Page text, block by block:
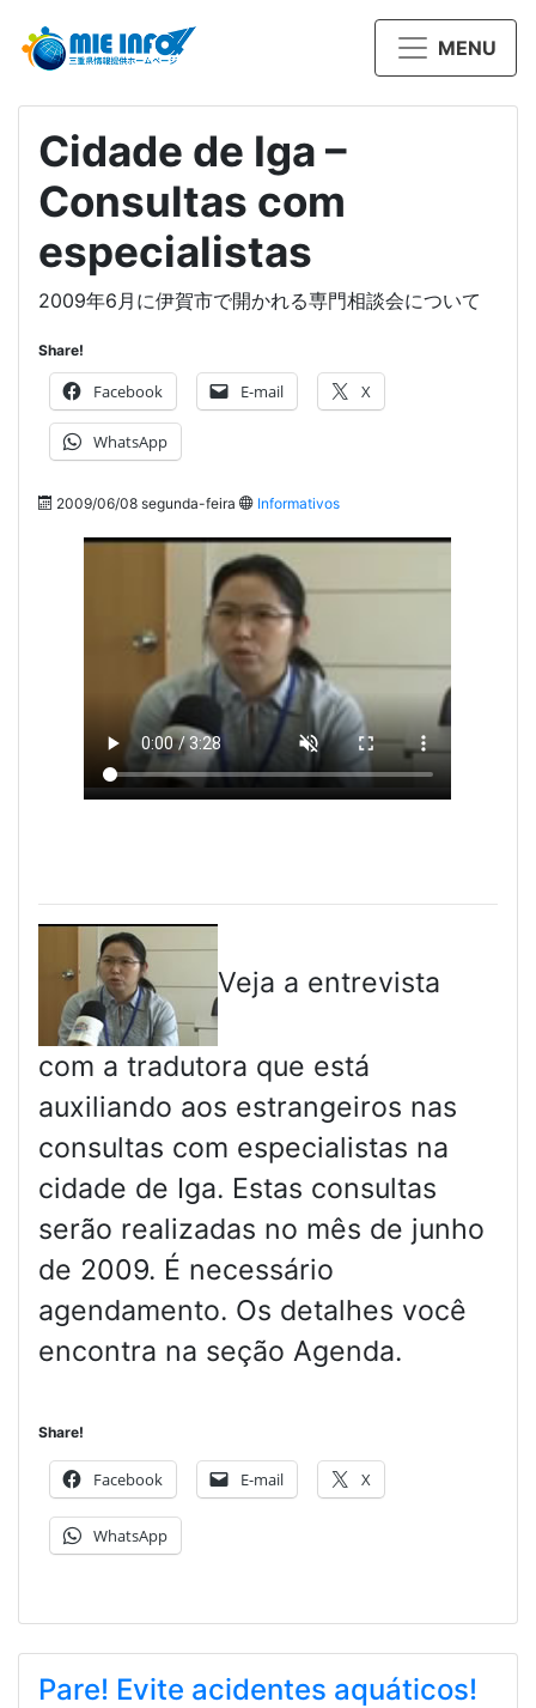
MENU
Cidade de Iga –
Consultas com
especialistas
2009年6月に伊賀市で開かれる専門相談会について
Share!
Facebook E-mail X
WhatsApp
2009/06/08 segunda-feira Informativos
Veja a entrevista
com a tradutora que está
auxiliando aos estrangeiros nas
consultas com especialistas na
cidade de Iga. Estas consultas
serão realizadas no mês de junho
de 2009. É necessário
agendamento. Os detalhes você
encontra na seção Agenda.
Share!
Facebook E-mail X
WhatsApp
Pare! Evite acidentes aquáticos!